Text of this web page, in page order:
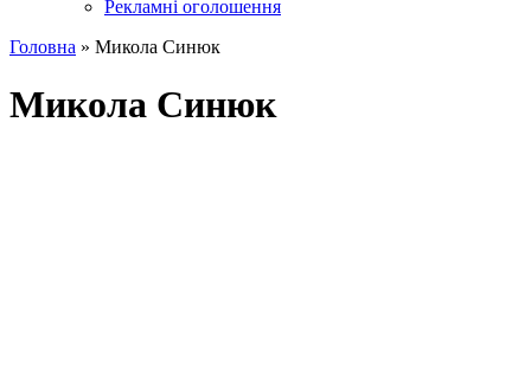
Рекламні оголошення
Головна » Микола Синюк
Микола Синюк